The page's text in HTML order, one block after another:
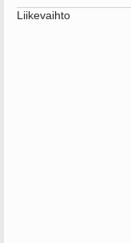
Liikevaihto